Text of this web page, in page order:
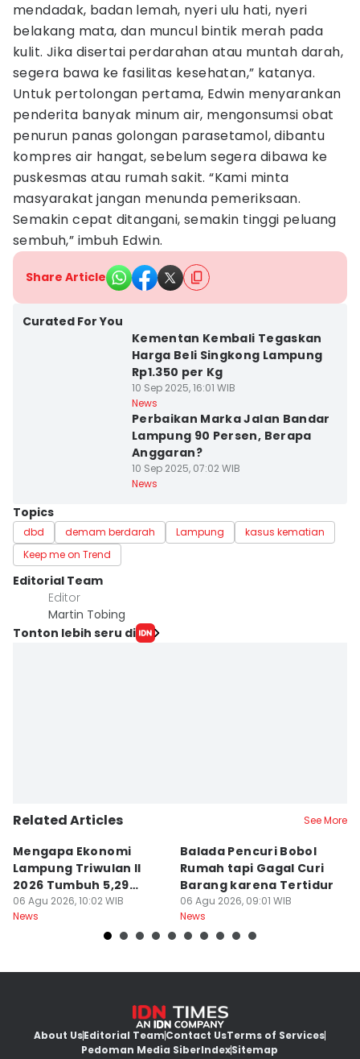
mendadak, badan lemah, nyeri ulu hati, nyeri
belakang mata, dan muncul bintik merah pada
kulit. Jika disertai perdarahan atau muntah darah,
segera bawa ke fasilitas kesehatan,” katanya.
Untuk pertolongan pertama, Edwin menyarankan
penderita banyak minum air, mengonsumsi obat
penurun panas golongan parasetamol, dibantu
kompres air hangat, sebelum segera dibawa ke
puskesmas atau rumah sakit. “Kami minta
masyarakat jangan menunda pemeriksaan.
Semakin cepat ditangani, semakin tinggi peluang
sembuh,” imbuh Edwin.
Share Article
Curated For You
Kementan Kembali Tegaskan
Harga Beli Singkong Lampung
Rp1.350 per Kg
10 Sep 2025, 16:01 WIB
News
Perbaikan Marka Jalan Bandar
Lampung 90 Persen, Berapa
Anggaran?
10 Sep 2025, 07:02 WIB
News
Topics
dbd demam berdarah Lampung
kasus kematian
Keep me on Trend
Editorial Team
Editor
Martin Tobing
Tonton lebih seru di
Related Articles See More
Mengapa Ekonomi
Lampung Triwulan II
2026 Tumbuh 5,29
Persen?
06 Agu 2026, 10:02 WIB
News
Balada Pencuri Bobol
Rumah tapi Gagal Curi
Barang karena Tertidur
06 Agu 2026, 09:01 WIB
News
About UsEditorial TeamContact UsTerms of Services
Pedoman Media SiberIndexSitemap